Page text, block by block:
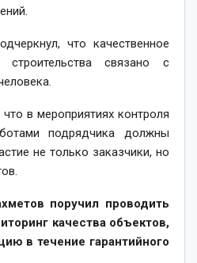
что качественное
связано с
в мероприятиях контроля
подрядчика должны
не только заказчики, но
поручил проводить
качества объектов,
в течение гарантийного